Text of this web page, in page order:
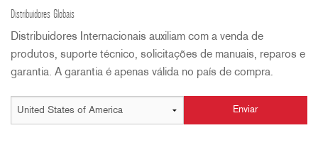
Idioma/Região
Distribuidores Globais
Distribuidores Internacionais auxiliam com a venda de
produtos, suporte técnico, solicitações de manuais, reparos e
garantia. A garantia é apenas válida no país de compra.